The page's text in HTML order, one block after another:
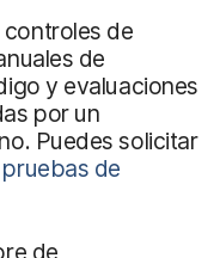
de
de
y evaluaciones
por un
Puedes solicitar
de
de